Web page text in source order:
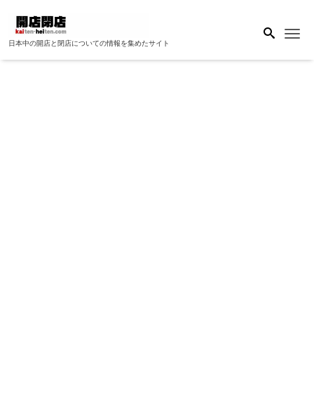
日本中の開店と閉店についての情報を集めたサイト